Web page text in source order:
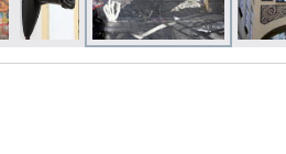
в течение 1 часа в Риге –